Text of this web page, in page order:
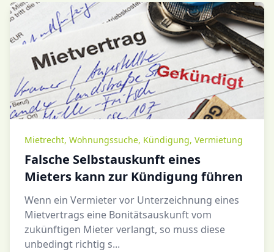
Mietrecht, Wohnungssuche, Kündigung, Vermietung
Falsche Selbstauskunft eines
Mieters kann zur Kündigung führen
Wenn ein Vermieter vor Unterzeichnung eines
Mietvertrags eine Bonitätsauskunft vom
zukünftigen Mieter verlangt, so muss diese
unbedingt richtig s...